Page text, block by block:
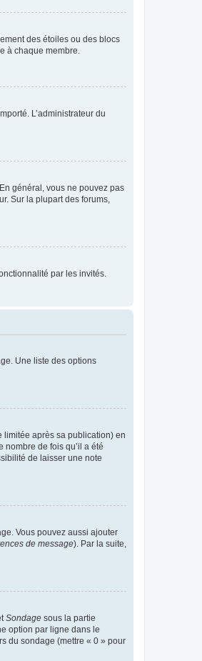
des étoiles ou des blocs
à chaque membre.
L’administrateur du
général, vous ne pouvez pas
Sur la plupart des forums,
par les invités.
Une liste des options
limitée après sa publication) en
de fois qu’il a été
de laisser une note
Vous pouvez aussi ajouter
de message). Par la suite,
Sondage sous la partie
option par ligne dans le
du sondage (mettre « 0 » pour